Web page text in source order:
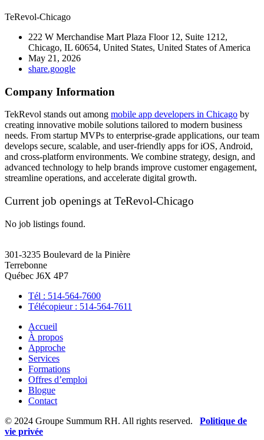
TeRevol-Chicago
222 W Merchandise Mart Plaza Floor 12, Suite 1212,
Chicago, IL 60654, United States, United States of America
May 21, 2026
share.google
Company Information
TekRevol stands out among mobile app developers in Chicago by
creating innovative mobile solutions tailored to modern business
needs. From startup MVPs to enterprise-grade applications, our team
develops secure, scalable, and user-friendly apps for iOS, Android,
and cross-platform environments. We combine strategy, design, and
advanced technology to help brands improve customer engagement,
streamline operations, and accelerate digital growth.
Current job openings at TeRevol-Chicago
No job listings found.
301-3235 Boulevard de la Pinière
Terrebonne
Québec J6X 4P7
Tél : 514-564-7600
Télécopieur : 514-564-7611
Accueil
À propos
Approche
Services
Formations
Offres d’emploi
Blogue
Contact
© 2024 Groupe Summum RH. All rights reserved. Politique de
vie privée